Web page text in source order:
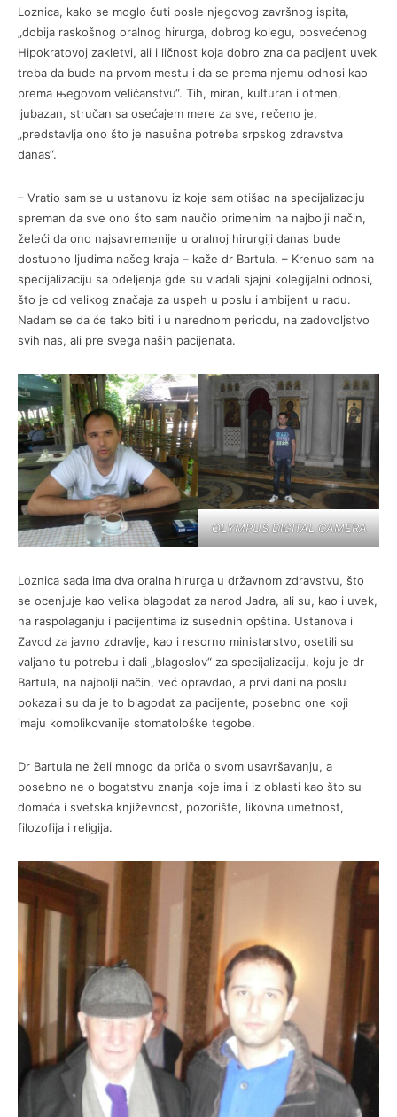
Loznica, kako se moglo čuti posle njegovog završnog ispita,
„dobija raskošnog oralnog hirurga, dobrog kolegu, posvećenog
Hipokratovoj zakletvi, ali i ličnost koja dobro zna da pacijent uvek
treba da bude na prvom mestu i da se prema njemu odnosi kao
prema њegovom veličanstvu“. Tih, miran, kulturan i otmen,
ljubazan, stručan sa osećajem mere za sve, rečeno je,
„predstavlja ono što je nasušna potreba srpskog zdravstva
danas“.
– Vratio sam se u ustanovu iz koje sam otišao na specijalizaciju
spreman da sve ono što sam naučio primenim na najbolji način,
želeći da ono najsavremenije u oralnoj hirurgiji danas bude
dostupno ljudima našeg kraja – kaže dr Bartula. – Krenuo sam na
specijalizaciju sa odeljenja gde su vladali sjajni kolegijalni odnosi,
što je od velikog značaja za uspeh u poslu i ambijent u radu.
Nadam se da će tako biti i u narednom periodu, na zadovoljstvo
svih nas, ali pre svega naših pacijenata.
OLYMPUS DIGITAL CAMERA
Loznica sada ima dva oralna hirurga u državnom zdravstvu, što
se ocenjuje kao velika blagodat za narod Jadra, ali su, kao i uvek,
na raspolaganju i pacijentima iz susednih opština. Ustanova i
Zavod za javno zdravlje, kao i resorno ministarstvo, osetili su
valjano tu potrebu i dali „blagoslov“ za specijalizaciju, koju je dr
Bartula, na najbolji način, već opravdao, a prvi dani na poslu
pokazali su da je to blagodat za pacijente, posebno one koji
imaju komplikovanije stomatološke tegobe.
Dr Bartula ne želi mnogo da priča o svom usavršavanju, a
posebno ne o bogatstvu znanja koje ima i iz oblasti kao što su
domaća i svetska književnost, pozorište, likovna umetnost,
filozofija i religija.